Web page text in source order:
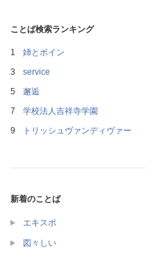
ことば検索ランキング
姉とボイン
service
邂逅
学校法人吉祥寺学園
トリッシュヴァンディヴァー
新着のことば
エキスポ
図々しい